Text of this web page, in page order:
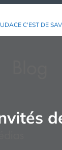
C'EST DE